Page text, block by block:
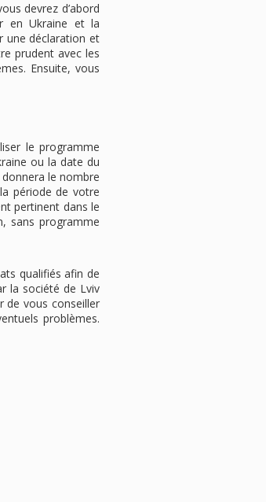
devrez d’abord
en Ukraine et la
une déclaration et
prudent avec les
Ensuite, vous
le programme
ou la date du
le nombre
période de votre
pertinent dans le
sans programme
qualifiés afin de
la société de Lviv
de vous conseiller
problèmes.